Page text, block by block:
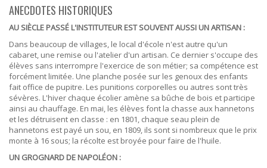
ANECDOTES HISTORIQUES
AU SIÈCLE PASSÉ L'INSTITUTEUR EST SOUVENT AUSSI UN ARTISAN :
Dans beaucoup de villages, le local d'école n'est autre qu'un
cabaret, une remise ou l'atelier d'un artisan. Ce dernier s'occupe des
élèves sans interrompre l'exercice de son métier; sa compétence est
forcément limitée. Une planche posée sur les genoux des enfants
fait office de pupitre. Les punitions corporelles ou autres sont très
sévères. L'hiver chaque écolier amène sa bûche de bois et participe
ainsi au chauffage. En mai, les élèves font la chasse aux hannetons
et les détruisent en classe : en 1801, chaque seau plein de
hannetons est payé un sou, en 1809, ils sont si nombreux que le prix
monte à 16 sous; la récolte est broyée pour faire de l'huile.
UN GROGNARD DE NAPOLÉON :